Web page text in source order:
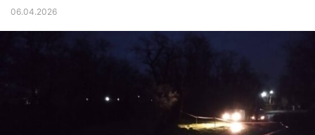
06.04.2026